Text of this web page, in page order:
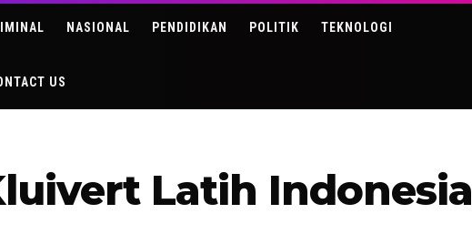
NASIONAL PENDIDIKAN POLITIK TEKNOLOGI
US
Latih Indonesia